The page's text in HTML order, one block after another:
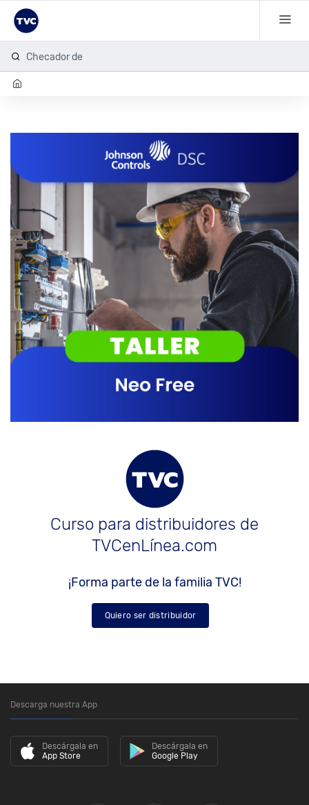
Checador de hu
Curso para distribuidores de
TVCenLínea.com
¡Forma parte de la familia TVC!
Quiero ser distribuidor
Descarga nuestra App
Descárgala en
App Store
Descárgala en
Google Play